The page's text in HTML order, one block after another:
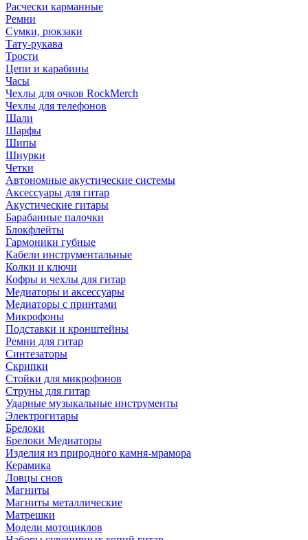
Расчески карманные
Ремни
Сумки, рюкзаки
Тату-рукава
Трости
Цепи и карабины
Часы
Чехлы для очков RockMerch
Чехлы для телефонов
Шали
Шарфы
Шипы
Шнурки
Четки
Автономные акустические системы
Аксессуары для гитар
Акустические гитары
Барабанные палочки
Блокфлейты
Гармоники губные
Кабели инструментальные
Колки и ключи
Кофры и чехлы для гитар
Медиаторы и аксессуары
Медиаторы с принтами
Микрофоны
Подставки и кронштейны
Ремни для гитар
Синтезаторы
Скрипки
Стойки для микрофонов
Струны для гитар
Ударные музыкальные инструменты
Электрогитары
Брелоки
Брелоки Медиаторы
Изделия из природного камня-мрамора
Керамика
Ловцы снов
Магниты
Магниты металлические
Матрешки
Модели мотоциклов